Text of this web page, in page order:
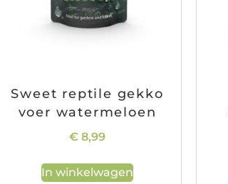
Sweet reptile gekko
voer watermeloen
€ 8,99
In winkelwagen